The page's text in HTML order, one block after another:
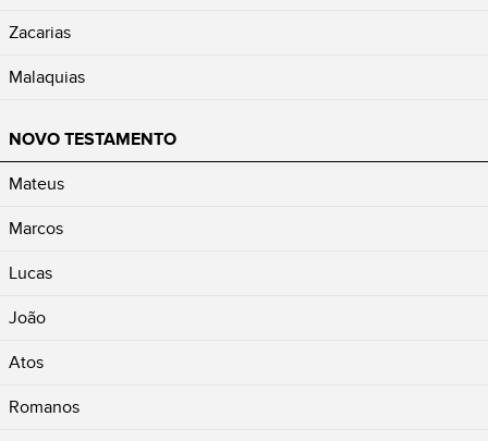
Zacarias
Malaquias
NOVO TESTAMENTO
Mateus
Marcos
Lucas
João
Atos
Romanos